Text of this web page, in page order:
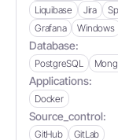
Liquibase
Jira
Grafana
Windows
Database:
PostgreSQL
Applications:
Docker
Source_control:
GitHub GitLab